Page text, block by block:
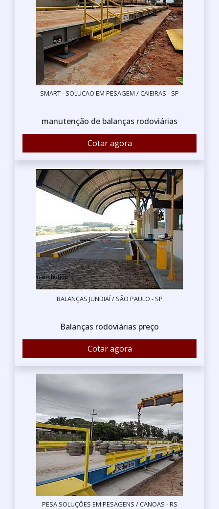
SMART - SOLUCAO EM PESAGEM / CAIEIRAS - SP
manutenção de balanças rodoviárias
Cotar agora
BALANÇAS JUNDIAÍ / SÃO PAULO - SP
Balanças rodoviárias preço
Cotar agora
PESA SOLUÇÕES EM PESAGENS / CANOAS - RS